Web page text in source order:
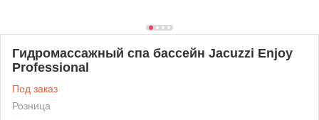
Гидромассажный спа бассейн Jacuzzi Enjoy
Professional
Под заказ
Розница